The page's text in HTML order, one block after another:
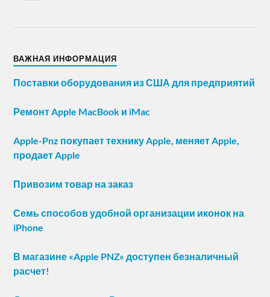
ВАЖНАЯ ИНФОРМАЦИЯ
Поставки оборудования из США для предприятий
Ремонт Apple MacBook и iMac
Apple-Pnz покупает технику Apple, меняет Apple,
продает Apple
Привозим товар на заказ
Семь способов удобной организации иконок на
iPhone
В магазине «Apple PNZ» доступен безналичный
расчет!